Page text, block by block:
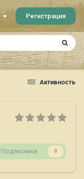
Регистрация
Активность
Подписчики 0